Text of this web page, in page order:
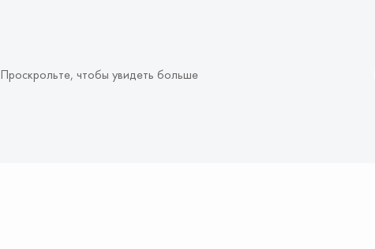
Проскрольте, чтобы увидеть больше
Ваши контактные данные не